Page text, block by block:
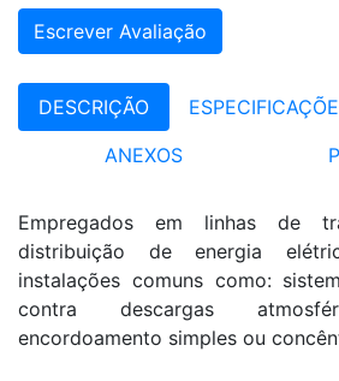
Escrever Avaliação
DESCRIÇÃO
ANEXOS
Empregados em linhas de
distribuição de energia
instalações comuns como:
contra descargas
encordoamento simples ou